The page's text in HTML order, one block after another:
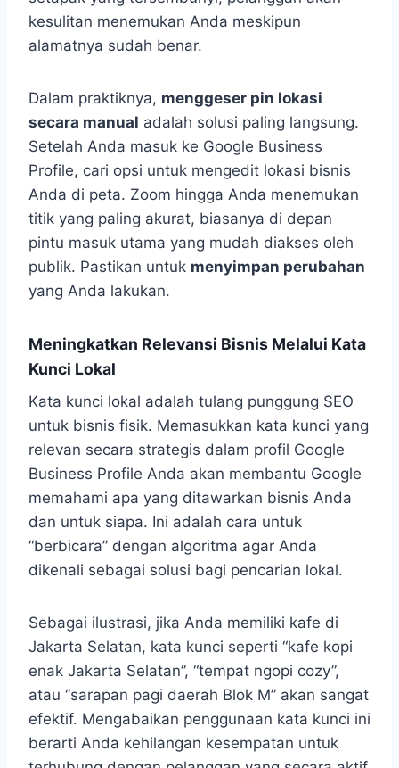
kesulitan menemukan Anda meskipun
alamatnya sudah benar.
Dalam praktiknya, menggeser pin lokasi
secara manual adalah solusi paling langsung.
Setelah Anda masuk ke Google Business
Profile, cari opsi untuk mengedit lokasi bisnis
Anda di peta. Zoom hingga Anda menemukan
titik yang paling akurat, biasanya di depan
pintu masuk utama yang mudah diakses oleh
publik. Pastikan untuk menyimpan perubahan
yang Anda lakukan.
Meningkatkan Relevansi Bisnis Melalui Kata
Kunci Lokal
Kata kunci lokal adalah tulang punggung SEO
untuk bisnis fisik. Memasukkan kata kunci yang
relevan secara strategis dalam profil Google
Business Profile Anda akan membantu Google
memahami apa yang ditawarkan bisnis Anda
dan untuk siapa. Ini adalah cara untuk
“berbicara” dengan algoritma agar Anda
dikenali sebagai solusi bagi pencarian lokal.
Sebagai ilustrasi, jika Anda memiliki kafe di
Jakarta Selatan, kata kunci seperti “kafe kopi
enak Jakarta Selatan”, “tempat ngopi cozy”,
atau “sarapan pagi daerah Blok M” akan sangat
efektif. Mengabaikan penggunaan kata kunci ini
berarti Anda kehilangan kesempatan untuk